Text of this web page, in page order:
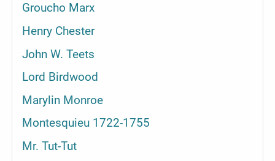
Groucho Marx
Henry Chester
John W. Teets
Lord Birdwood
Marylin Monroe
Montesquieu 1722-1755
Mr. Tut-Tut